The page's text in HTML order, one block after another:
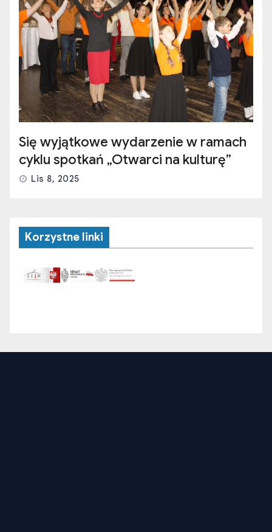
Się wyjątkowe wydarzenie w ramach
cyklu spotkań „Otwarci na kulturę”
Lis 8, 2025
Korzystne linki